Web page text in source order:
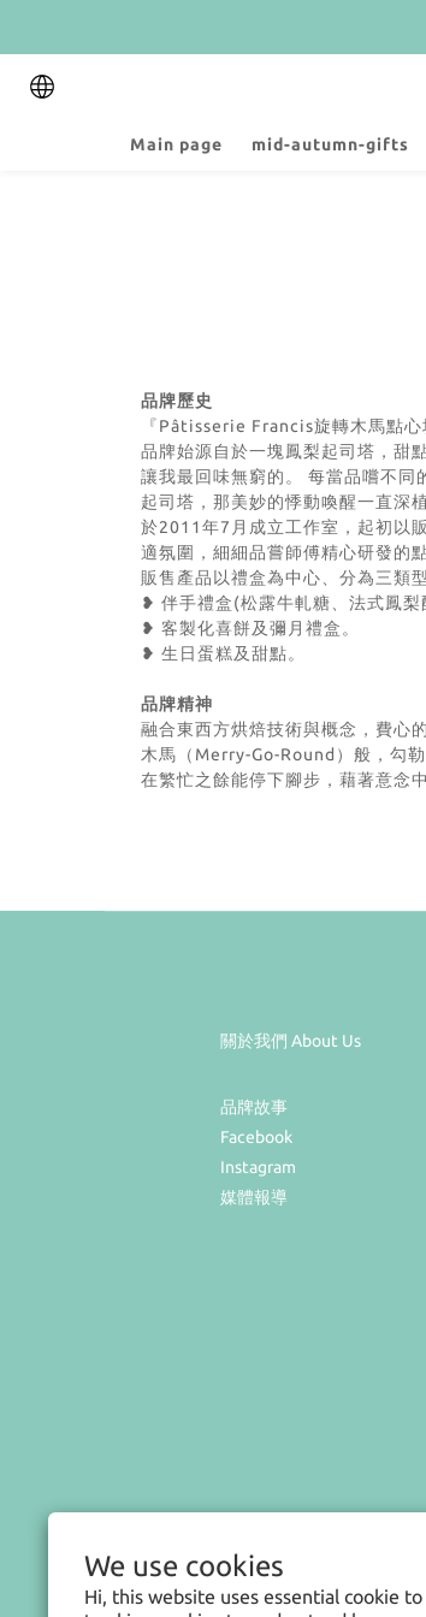
We use cookies
Hi, this website uses essential cookie
Main page mid-autumn-gifts
品牌歷史
『Pâtisserie Francis旋轉木馬點心
品牌始源自於一塊鳳梨起司塔，甜
讓我最回味無窮的。 每當品嚐不同
起司塔，那美妙的悸動喚醒一直深
於2011年7月成立工作室，起初以
適氛圍，細細品嘗師傅精心研發的點
販售產品以禮盒為中心、分為三類
❥ 伴手禮盒(松露牛軋糖、法式鳳梨
❥ 客製化喜餅及彌月禮盒。
❥ 生日蛋糕及甜點。
品牌精神
融合東西方烘焙技術與概念，費心
木馬（Merry-Go-Round）般，勾
在繁忙之餘能停下腳步，藉著意念
關於我們 About Us
品牌故事
Facebook
Instagram
媒體報導